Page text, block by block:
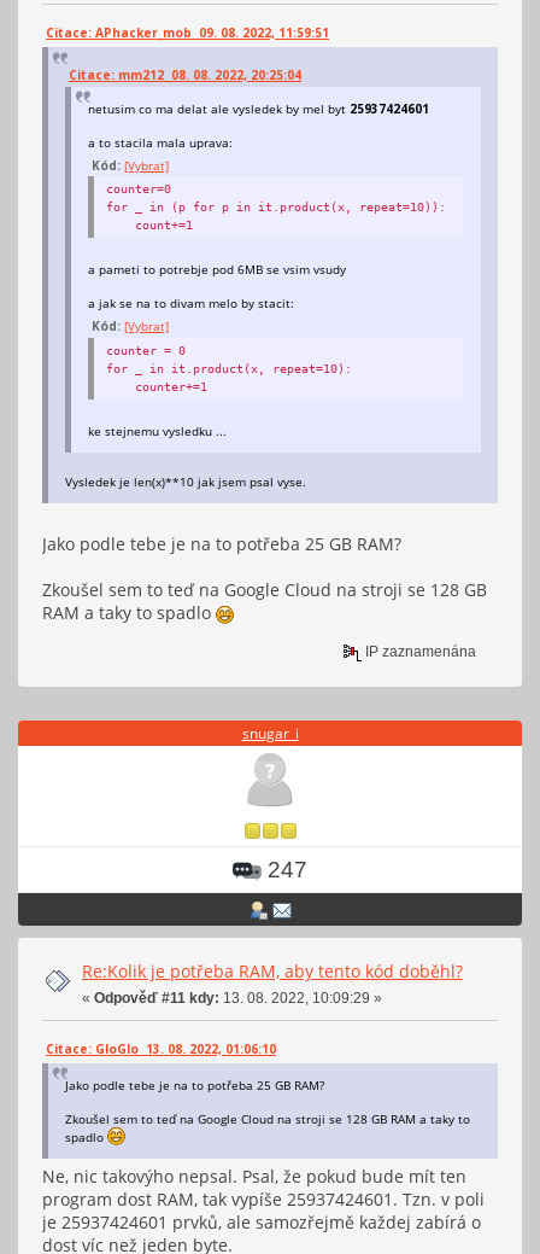
Citace: APhacker_mob 09. 08. 2022, 11:59:51
Citace: mm212 08. 08. 2022, 20:25:04
netusim co ma delat ale vysledek by mel byt 25937424601
a to stacila mala uprava:
Kód: [Vybrat]
counter=0
for _ in (p for p in it.product(x, repeat=10)):
count+=1
a pameti to potrebje pod 6MB se vsim vsudy
a jak se na to divam melo by stacit:
Kód: [Vybrat]
counter = 0
for _ in it.product(x, repeat=10):
counter+=1
ke stejnemu vysledku ...
Vysledek je len(x)**10 jak jsem psal vyse.
Jako podle tebe je na to potřeba 25 GB RAM?
Zkoušel sem to teď na Google Cloud na stroji se 128 GB
RAM a taky to spadlo
IP zaznamenána
snugar_i
247
Re:Kolik je potřeba RAM, aby tento kód doběhl?
« Odpověď #11 kdy: 13. 08. 2022, 10:09:29 »
Citace: GloGlo 13. 08. 2022, 01:06:10
Jako podle tebe je na to potřeba 25 GB RAM?
Zkoušel sem to teď na Google Cloud na stroji se 128 GB RAM a taky to
spadlo
Ne, nic takovýho nepsal. Psal, že pokud bude mít ten
program dost RAM, tak vypíše 25937424601. Tzn. v poli
je 25937424601 prvků, ale samozřejmě každej zabírá o
dost víc než jeden byte.